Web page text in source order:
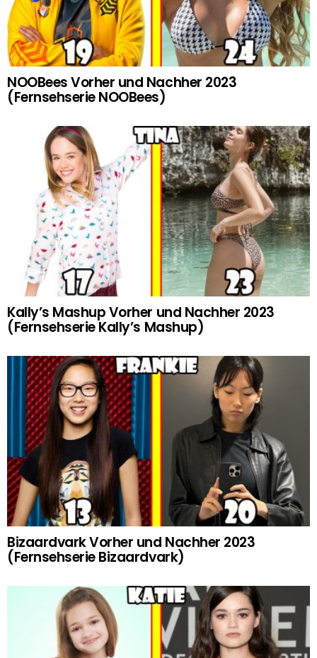
NOOBees Vorher und Nachher 2023
(Fernsehserie NOOBees)
Kally’s Mashup Vorher und Nachher 2023
(Fernsehserie Kally’s Mashup)
Bizaardvark Vorher und Nachher 2023
(Fernsehserie Bizaardvark)